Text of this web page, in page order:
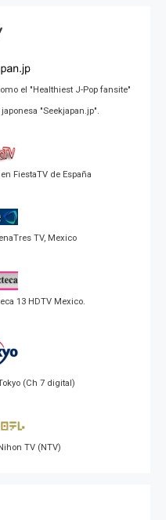
el "Healthiest J-Pop fansite"
"Seekjapan.jp".
FiestaTV de España
TV, Mexico
13 HDTV Mexico.
(Ch 7 digital)
TV (NTV)